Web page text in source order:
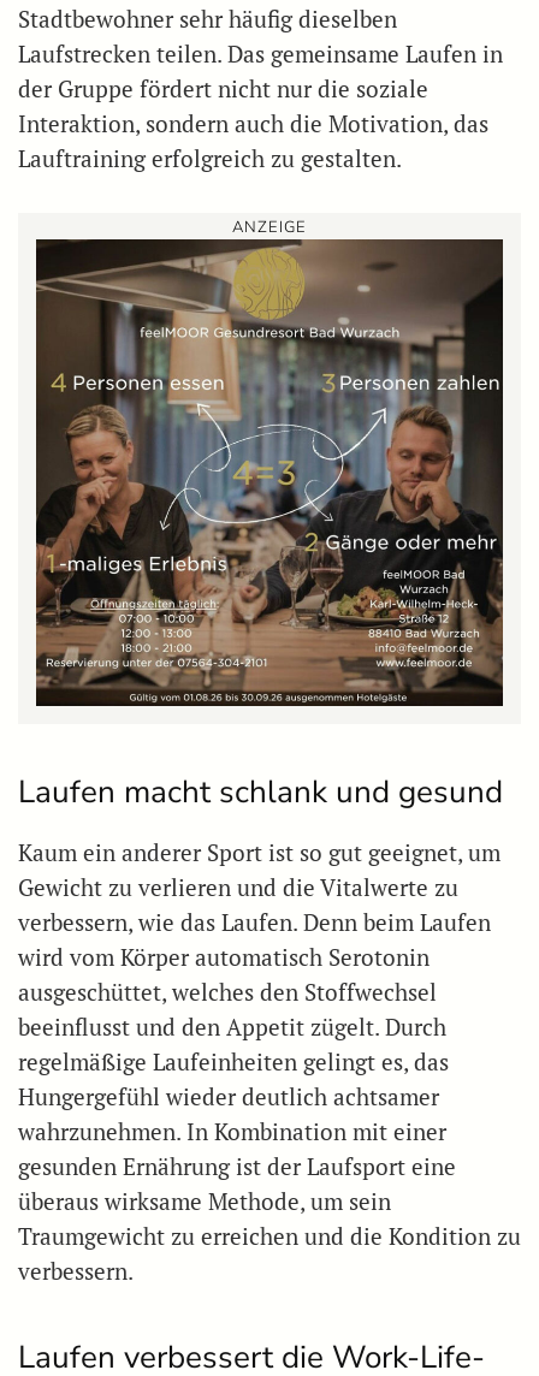
Stadtbewohner sehr häufig dieselben
Laufstrecken teilen. Das gemeinsame Laufen in
der Gruppe fördert nicht nur die soziale
Interaktion, sondern auch die Motivation, das
Lauftraining erfolgreich zu gestalten.
ANZEIGE
Laufen macht schlank und gesund
Kaum ein anderer Sport ist so gut geeignet, um
Gewicht zu verlieren und die Vitalwerte zu
verbessern, wie das Laufen. Denn beim Laufen
wird vom Körper automatisch Serotonin
ausgeschüttet, welches den Stoffwechsel
beeinflusst und den Appetit zügelt. Durch
regelmäßige Laufeinheiten gelingt es, das
Hungergefühl wieder deutlich achtsamer
wahrzunehmen. In Kombination mit einer
gesunden Ernährung ist der Laufsport eine
überaus wirksame Methode, um sein
Traumgewicht zu erreichen und die Kondition zu
verbessern.
Laufen verbessert die Work-Life-